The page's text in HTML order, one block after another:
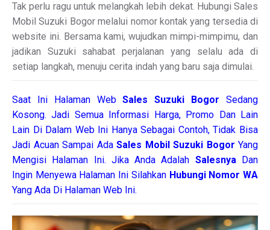
Tak perlu ragu untuk melangkah lebih dekat. Hubungi Sales
Mobil Suzuki Bogor melalui nomor kontak yang tersedia di
website ini. Bersama kami, wujudkan mimpi-mimpimu, dan
jadikan Suzuki sahabat perjalanan yang selalu ada di
setiap langkah, menuju cerita indah yang baru saja dimulai.
Saat Ini Halaman WebSales Suzuki BogorSedang
Kosong. Jadi Semua Informasi Harga, Promo Dan Lain
Lain Di Dalam Web Ini Hanya Sebagai Contoh, Tidak Bisa
Jadi Acuan Sampai Ada Sales Mobil Suzuki Bogor Yang
Mengisi Halaman Ini. Jika Anda Adalah SalesnyaDan
Ingin Menyewa Halaman Ini Silahkan Hubungi Nomor WA
Yang Ada Di Halaman Web Ini.